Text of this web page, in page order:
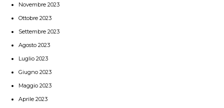
Novembre 2023
Ottobre 2023
Settembre 2023
Agosto 2023
Luglio 2023
Giugno 2023
Maggio 2023
Aprile 2023